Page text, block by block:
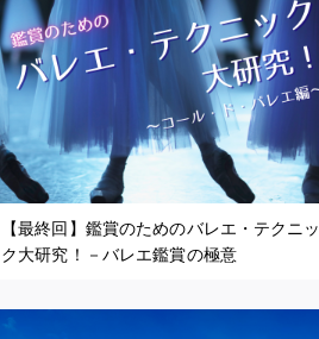
【最終回】鑑賞のためのバレエ・テクニッ
ク大研究！－バレエ鑑賞の極意